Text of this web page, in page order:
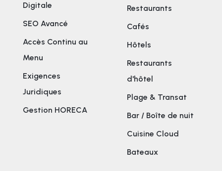
Digitale
SEO Avancé
Accès Continu au
Menu
Exigences
Juridiques
Gestion HORECA
Restaurants
Cafés
Hôtels
Restaurants
d'hôtel
Plage & Transat
Bar / Boîte de nuit
Cuisine Cloud
Bateaux